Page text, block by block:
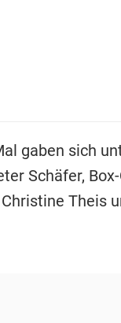
gaben sich
Schäfer,
Theis